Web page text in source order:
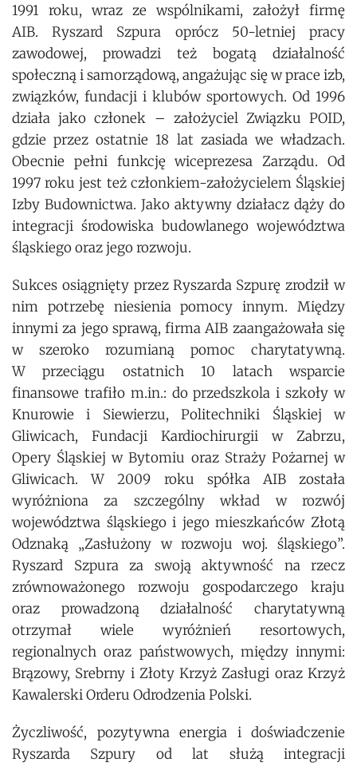
1991 roku, wraz ze wspólnikami, założył firmę
AIB. Ryszard Szpura oprócz 50-letniej pracy
zawodowej, prowadzi też bogatą działalność
społeczną i samorządową, angażując się w prace izb,
związków, fundacji i klubów sportowych. Od 1996
działa jako członek – założyciel Związku POID,
gdzie przez ostatnie 18 lat zasiada we władzach.
Obecnie pełni funkcję wiceprezesa Zarządu. Od
1997 roku jest też członkiem-założycielem Śląskiej
Izby Budownictwa. Jako aktywny działacz dąży do
integracji środowiska budowlanego województwa
śląskiego oraz jego rozwoju.
Sukces osiągnięty przez Ryszarda Szpurę zrodził w
nim potrzebę niesienia pomocy innym. Między
innymi za jego sprawą, firma AIB zaangażowała się
w szeroko rozumianą pomoc charytatywną.
W przeciągu ostatnich 10 latach wsparcie
finansowe trafiło m.in.: do przedszkola i szkoły w
Knurowie i Siewierzu, Politechniki Śląskiej w
Gliwicach, Fundacji Kardiochirurgii w Zabrzu,
Opery Śląskiej w Bytomiu oraz Straży Pożarnej w
Gliwicach. W 2009 roku spółka AIB została
wyróżniona za szczególny wkład w rozwój
województwa śląskiego i jego mieszkańców Złotą
Odznaką „Zasłużony w rozwoju woj. śląskiego”.
Ryszard Szpura za swoją aktywność na rzecz
zrównoważonego rozwoju gospodarczego kraju
oraz prowadzoną działalność charytatywną
otrzymał wiele wyróżnień resortowych,
regionalnych oraz państwowych, między innymi:
Brązowy, Srebrny i Złoty Krzyż Zasługi oraz Krzyż
Kawalerski Orderu Odrodzenia Polski.
Życzliwość, pozytywna energia i doświadczenie
Ryszarda Szpury od lat służą integracji